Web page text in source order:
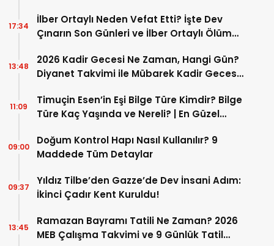
İlber Ortaylı Neden Vefat Etti? İşte Dev
Çınarın Son Günleri ve İlber Ortaylı Ölüm
17:34
2026 Kadir Gecesi Ne Zaman, Hangi Gün?
Diyanet Takvimi ile Mübarek Kadir Gecesi
13:48
Timuçin Esen’in Eşi Bilge Türe Kimdir? Bilge
Türe Kaç Yaşında ve Nereli? | En Güzel
11:09
Doğum Kontrol Hapı Nasıl Kullanılır? 9
Maddede Tüm Detaylar
09:00
Yıldız Tilbe’den Gazze’de Dev İnsani Adım:
İkinci Çadır Kent Kuruldu!
09:37
Ramazan Bayramı Tatili Ne Zaman? 2026
MEB Çalışma Takvimi ve 9 Günlük Tatil
13:45